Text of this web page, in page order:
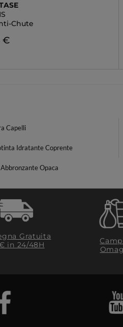
Chute
€
Capelli
Idratante Coprente
Opaca
Gratuita
in 24/48H